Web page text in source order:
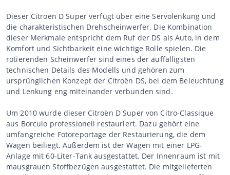
Dieser Citroën D Super verfügt über eine Servolenkung und
die charakteristischen Drehscheinwerfer. Die Kombination
dieser Merkmale entspricht dem Ruf der DS als Auto, in dem
Komfort und Sichtbarkeit eine wichtige Rolle spielen. Die
rotierenden Scheinwerfer sind eines der auffälligsten
technischen Details des Modells und gehören zum
ursprünglichen Konzept der Citroën DS, bei dem Beleuchtung
und Lenkung eng miteinander verbunden sind.
Um 2010 wurde dieser Citroën D Super von Citro-Classique
aus Borculo professionell restauriert. Dazu gehört eine
umfangreiche Fotoreportage der Restaurierung, die dem
Wagen beiliegt. Außerdem ist der Wagen mit einer LPG-
Anlage mit 60-Liter-Tank ausgestattet. Der Innenraum ist mit
mausgrauen Stoffbezügen ausgestattet. Die mitgelieferten